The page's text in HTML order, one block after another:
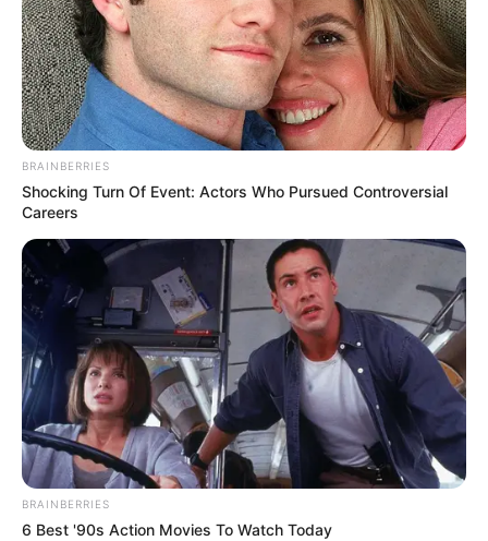
BRAINBERRIES
Shocking Turn Of Event: Actors Who Pursued Controversial
Careers
BRAINBERRIES
6 Best '90s Action Movies To Watch Today